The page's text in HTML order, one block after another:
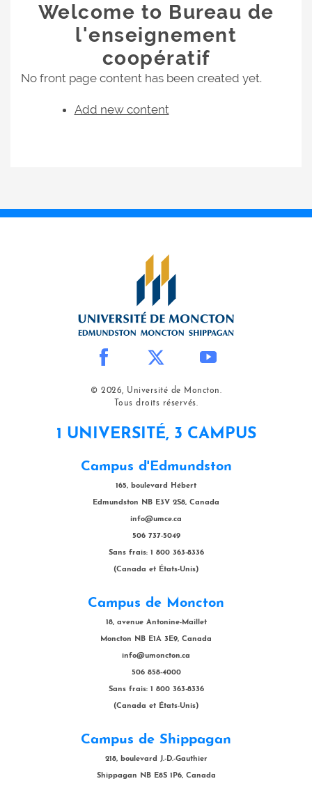
Welcome to Bureau de
l'enseignement
coopératif
No front page content has been created yet.
Add new content
© 2026, Université de Moncton.
Tous droits réservés.
1 UNIVERSITÉ, 3 CAMPUS
Campus d'Edmundston
165, boulevard Hébert
Edmundston NB E3V 2S8, Canada
info@umce.ca
506 737-5049
Sans frais: 1 800 363-8336
(Canada et États-Unis)
Campus de Moncton
18, avenue Antonine-Maillet
Moncton NB E1A 3E9, Canada
info@umoncton.ca
506 858-4000
Sans frais: 1 800 363-8336
(Canada et États-Unis)
Campus de Shippagan
218, boulevard J.-D.-Gauthier
Shippagan NB E8S 1P6, Canada